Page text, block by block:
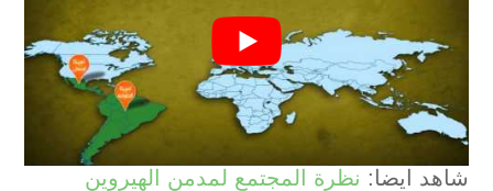
شاهد ايضا: نظرة المجتمع لمدمن الهيروين